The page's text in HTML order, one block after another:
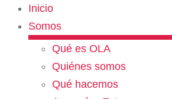
Inicio
Somos
Qué es OLA
Quiénes somos
Qué hacemos